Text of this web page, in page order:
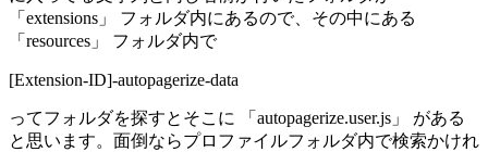
「extensions」 フォルダ内にあるので、その中にある
「resources」 フォルダ内で
[Extension-ID]-autopagerize-data
ってフォルダを探すとそこに 「autopagerize.user.js」 がある
と思います。面倒ならプロファイルフォルダ内で検索かけれ